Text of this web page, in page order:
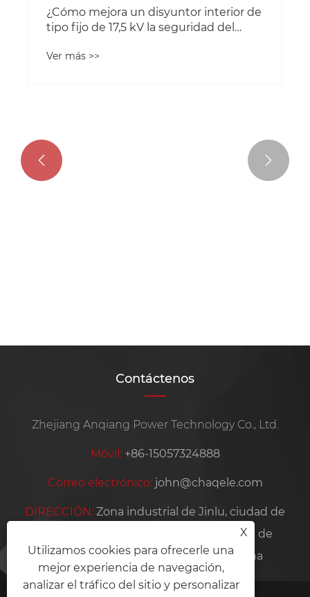
 
Contáctenos
Zhejiang Anqiang Power Technology Co., Ltd.
Móvil: +86-15057324888
Correo electrónico: john@chaqele.com
DIRECCIÓN: Zona industrial de Jinlu, ciudad de
Beibaixiang, ciudad de Yueqing, ciudad de
Wenzhou, provincia de Zhejiang, China
X
Utilizamos cookies para ofrecerle una
mejor experiencia de navegación,
analizar el tráfico del sitio y personalizar